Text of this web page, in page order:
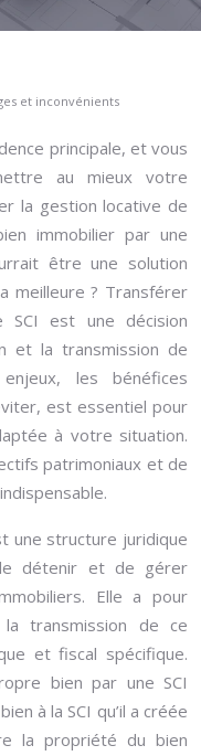
et inconvénients
principale, et vous
au mieux votre
la gestion locative de
immobilier par une
être une solution
meilleure ? Transférer
est une décision
et la transmission de
les bénéfices
est essentiel pour
à votre situation.
patrimoniaux et de
une structure juridique
détenir et de gérer
Elle a pour
transmission de ce
et fiscal spécifique.
bien par une SCI
à la SCI qu’il a créée
la propriété du bien